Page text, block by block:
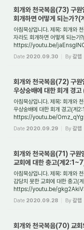
회개와 천국복음(73) 구
회개하면 어떻게 되는
아침묵상입니다. 제목: 회개와
자라도 회개하면 어떻게 되
https://youtu.be/
사데교회는 어떤 교회였나요? 사
Date 2020.09.30 By갈렙
회개와 천국복음(72) 구
우상숭배에 대한 회개
아침묵상입니다. 제목: 회개와
우상숭배에 대한 회개 경고(
https://youtu.be/
] 1. 버가모교회의 회개는 누구
Date 2020.09.29 By갈렙
회개와 천국복음(71) 구원
교회에 대한 충고(계
아침묵상입니다. 제목: 회개와
감당치 못한 교회에 대한 충
https://youtu.be/
소개했나요? 예수께서는 에베소
Date 2020.09.28 By갈렙
회개와 천국복음(70) 교회